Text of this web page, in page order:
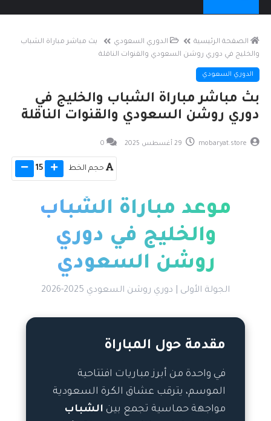
الصفحة الرئيسية الدوري السعودي
بث مباشر مباراة الشباب
والخليج في دوري روشن السعودي والقنوات الناقلة
الدوري السعودي
بث مباشر مباراة الشباب والخليج في
دوري روشن السعودي والقنوات الناقلة
mobaryat.store
0
حجم الخط 15
موعد مباراة الشباب
والخليج في دوري
روشن السعودي
الجولة الأولى | دوري روشن السعودي 2025-2026
مقدمة حول المباراة
في واحدة من أبرز مباريات افتتاحية
الموسم، يترقب عشاق الكرة السعودية
مواجهة حماسية تجمع بين الشباب